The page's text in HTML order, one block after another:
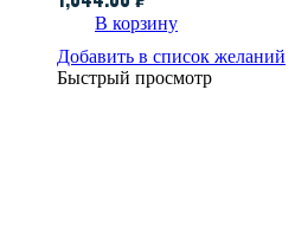
В корзину
Добавить в список желаний
Быстрый просмотр